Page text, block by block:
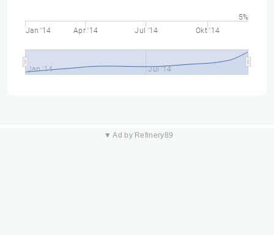
Jan '14 Apr '14 Jul '14 Okt '14
Jan '14 Jul '14
5%
▼ Ad by Refinery89